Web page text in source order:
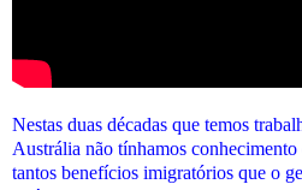
Nestas duas décadas que temos
Austrália não tínhamos
tantos benefícios imigratórios que o